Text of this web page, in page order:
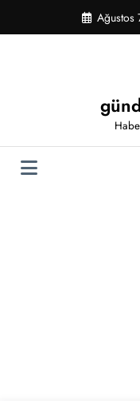
Ağustos